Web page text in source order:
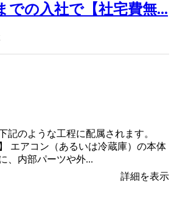
での入社で【社宅費無...
記のような工程に配属されます。
エアコン（あるいは冷蔵庫）の本体
、内部パーツや外...
詳細を表示